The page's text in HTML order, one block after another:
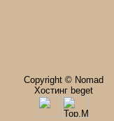
Copyright © Nomad
Хостинг beget